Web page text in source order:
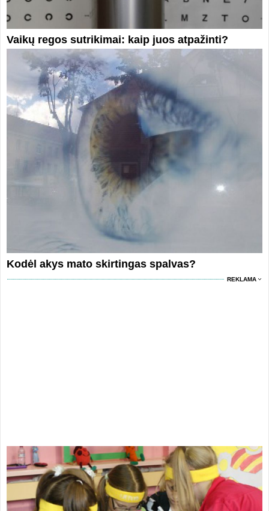
Vaikų regos sutrikimai: kaip juos atpažinti?
Kodėl akys mato skirtingas spalvas?
REKLAMA